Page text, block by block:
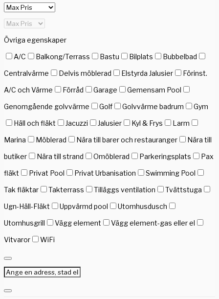
Övriga egenskaper
A/C
Balkong/Terrass Bastu Bilplats
Bubbelbad
Centralvärme
Delvis möblerad Elstyrda Jalusier
Förinst.
A/C och Värme
Förråd Garage
Gemensam Pool
Genomgående golvvärme
Golf Golvvärme badrum
Gym
Häll och fläkt
Jacuzzi Jalusier Kyl & Frys
Larm
Marina
Möblerad Nära till barer och restauranger
Nära till
butiker
Nära till strand Omöblerad Parkeringsplats
Pax
fläkt
Privat Pool Privat Urbanisation
Swimming Pool
Tak fläktar
Takterrass Tilläggs ventilation
Tvättstuga
Ugn-Häll-Fläkt
Uppvärmd pool
Utomhusdusch
Utomhusgrill
Vägg element
Vägg element-gas eller el
Vitvaror
WiFi